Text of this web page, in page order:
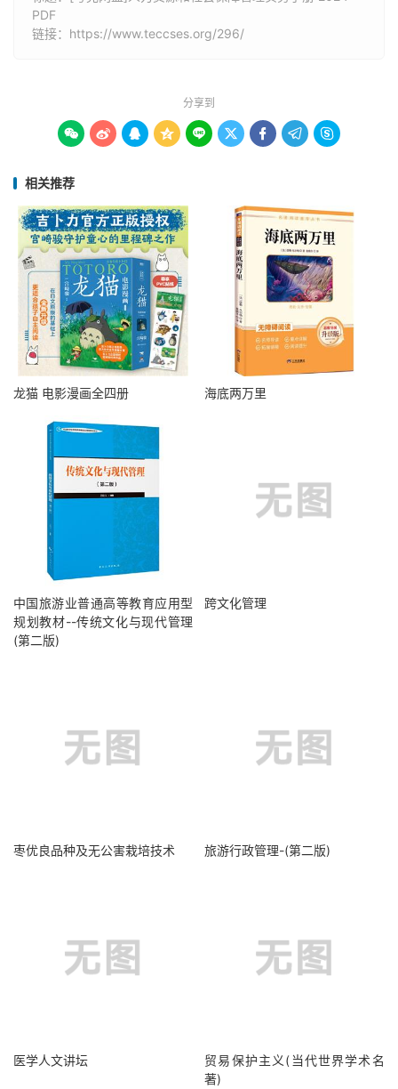
PDF
链接： https://www.teccses.org/296/
分享到
        
相关推荐
龙猫 电影漫画全四册 海底两万里
中国旅游业普通高等教育应用型
规划教材--传统文化与现代管理
(第二版)
跨文化管理
枣优良品种及无公害栽培技术 旅游行政管理-(第二版)
医学人文讲坛
贸易保护主义(当代世界学术名
著)